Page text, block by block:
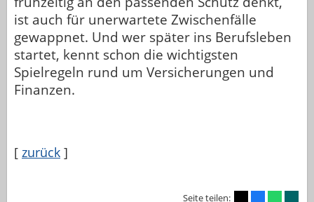
ist auch für unerwartete Zwischenfälle
gewappnet. Und wer später ins Berufsleben
startet, kennt schon die wichtigsten
Spielregeln rund um Versicherungen und
Finanzen.
[ zurück ]
Seite teilen: